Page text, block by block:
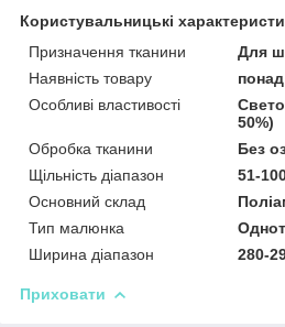
Користувальницькі
Призначення тканини
Для
Наявність товару
Особливі властивості
50%)
Обробка тканини
Без
Щільність діапазон
51-
Основний склад
Тип малюнка
Ширина діапазон
280-
Приховати